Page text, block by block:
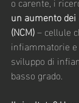
un aumento
(NCM) – cellule
infiammatorie
sviluppo di
basso grado.